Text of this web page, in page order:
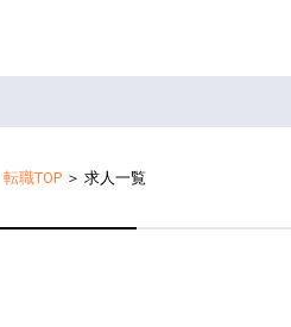
職TOP ＞ 求人一覧